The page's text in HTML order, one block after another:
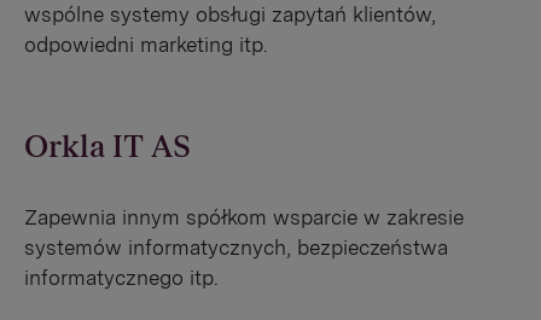
wspólne systemy obsługi zapytań klientów,
odpowiedni marketing itp.
Orkla IT AS
Zapewnia innym spółkom wsparcie w zakresie
systemów informatycznych, bezpieczeństwa
informatycznego itp.